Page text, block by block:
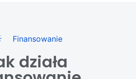
Finansowanie
działa